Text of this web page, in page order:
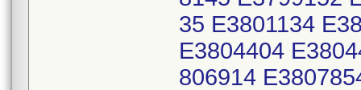
35 E3801134
E3804404
806914